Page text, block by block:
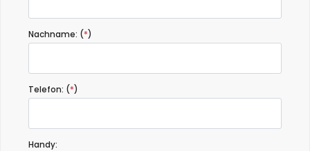
Nachname: (*)
Telefon: (*)
Handy: